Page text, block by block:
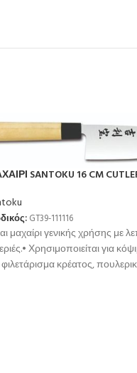
SANTOKU 16 CM
GT39-111116
μαχαίρι γενικής χρήσης με
Χρησιμοποιείται για
φιλετάρισμα κρέατος,